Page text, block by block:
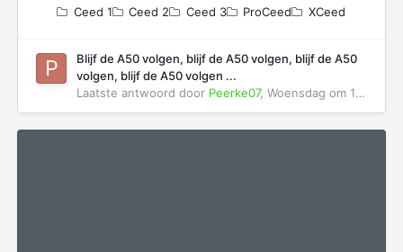
Ceed 1 Ceed 2 Ceed 3 ProCeed XCeed
Blijf de A50 volgen, blijf de A50 volgen, blijf de A50
volgen, blijf de A50 volgen ...
Laatste antwoord door Peerke07, Woensdag om 17:53